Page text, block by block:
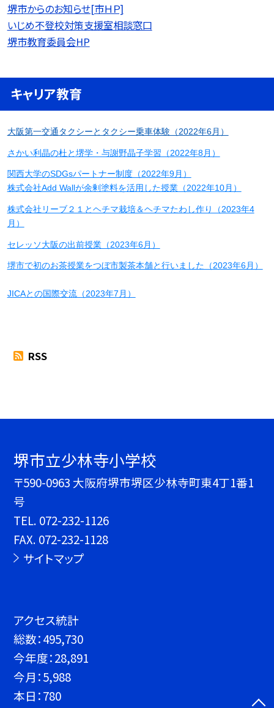
堺市からのお知らせ[市ＨＰ]
いじめ不登校対策支援室相談窓口
堺市教育委員会HP
キャリア教育
大阪第一交通タクシーとタクシー乗車体験（2022年6月）
さかい利晶の杜と堺学・与謝野晶子学習（2022年8月）
関西大学のSDGsパートナー制度（2022年9月）
株式会社Add Wallが余剰塗料を活用した授業（2022年10月）
株式会社リーブ２１とヘチマ栽培＆ヘチマたわし作り（2023年4
月）
セレッソ大阪の出前授業（2023年6月）
堺市で初のお茶授業をつぼ市製茶本舗と行いました（2023年6月）
JICAとの国際交流（2023年7月）
RSS
堺市立少林寺小学校
〒590-0963 大阪府堺市堺区少林寺町東4丁1番1
号
TEL. 072-232-1126
FAX. 072-232-1128
サイトマップ
アクセス統計
総数：495,730
今年度：28,891
今月：5,988
本日：780